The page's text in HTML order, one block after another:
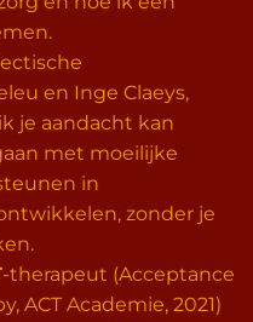
en Inge Claeys,
je aandacht kan
met moeilijke
in
zonder je
-therapeut (Acceptance
ACT Academie, 2021)